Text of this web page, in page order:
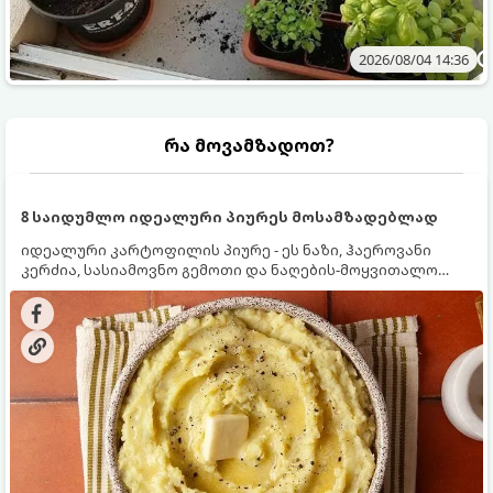
2026/08/04 14:36
რა მოვამზადოთ?
8 საიდუმლო იდეალური პიურეს მოსამზადებლად
იდეალური კარტოფილის პიურე - ეს ნაზი, ჰაეროვანი
კერძია, სასიამოვნო გემოთი და ნაღების-მოყვითალო
ფერით. მისი მომზადება ძალიან მარტივია, მაგრამ
არსებობს რამდენიმე საიდუმლო, რომლებიც უნდა
იცოდეთ, რომ პიურე იდეალურად გემრიელი გამოვიდეს.